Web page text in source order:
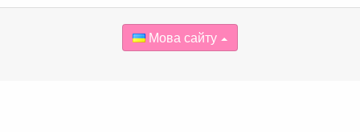
Мова сайту